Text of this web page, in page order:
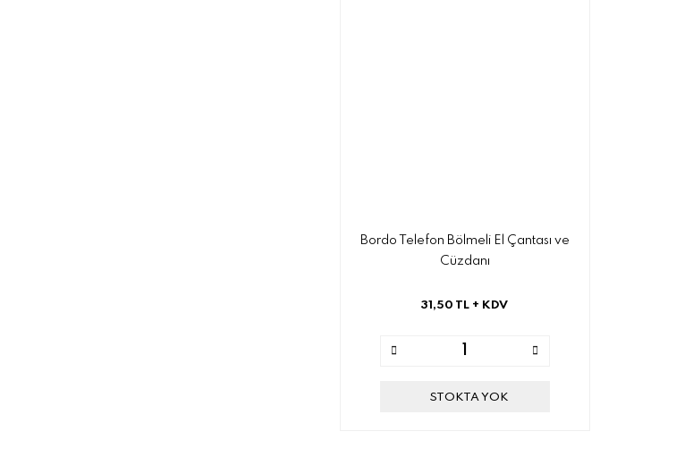
Bordo Telefon Bölmeli El Çantası ve
Cüzdanı
31,50 TL + KDV
STOKTA YOK